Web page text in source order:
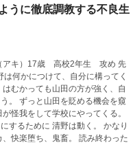
うに徹底調教する不良生
むかっても山田の方が強く、自
会を窺
怪我をして学校にやってくる。
ために 清野は動く。 かなり
ち、鬼畜。 読み終わった